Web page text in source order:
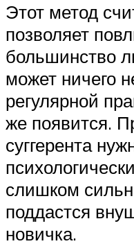
Этот метод
позволяет
большинство
может ничего
регулярной
же появится.
суггерента
слишком
поддастся
новичка.